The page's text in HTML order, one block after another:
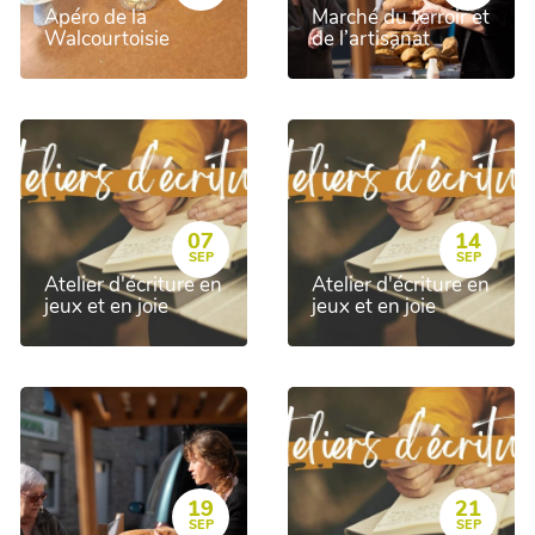
Apéro de la
Walcourtoisie
Marché du terroir et
de l’artisanat
07
SEP
Atelier d'écriture en
jeux et en joie
14
SEP
Atelier d'écriture en
jeux et en joie
19
SEP
21
SEP